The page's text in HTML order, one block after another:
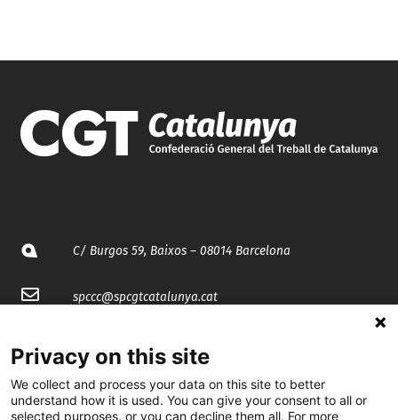
C/ Burgos 59, Baixos – 08014 Barcelona
spccc@spcgtcatalunya.cat
@CGTCatalunya
Privacy on this site
We collect and process your data on this site to better
understand how it is used. You can give your consent to all or
selected purposes, or you can decline them all. For more